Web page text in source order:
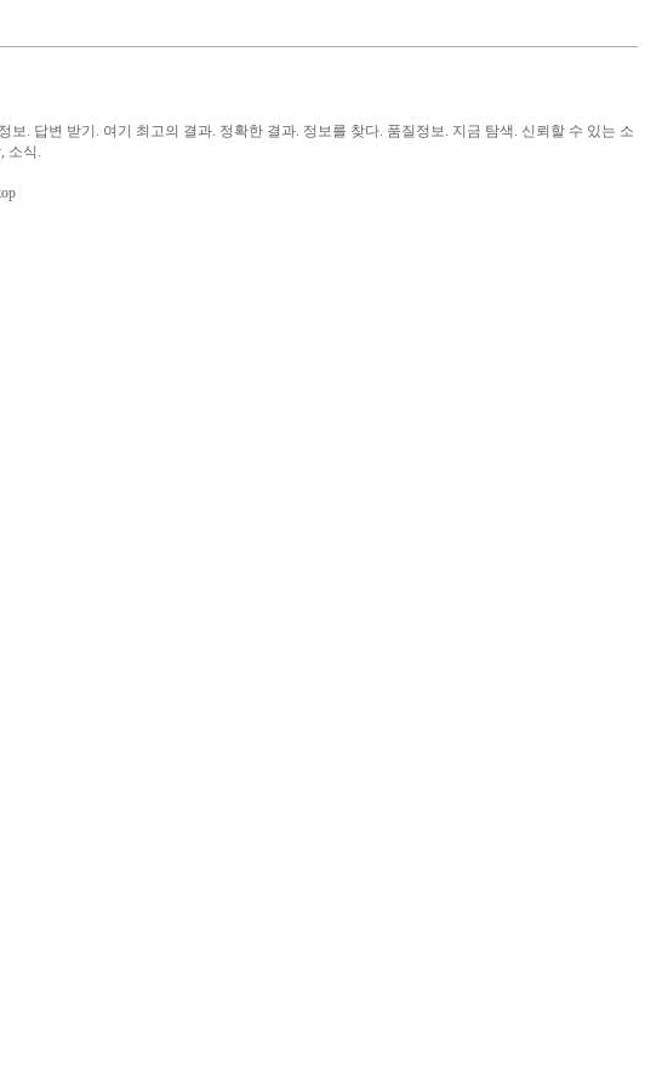
. 답변 받기. 여기 최고의 결과. 정확한 결과. 정보를 찾다. 품질정보. 지금 탐색. 신뢰할 수 있는 소
소식.